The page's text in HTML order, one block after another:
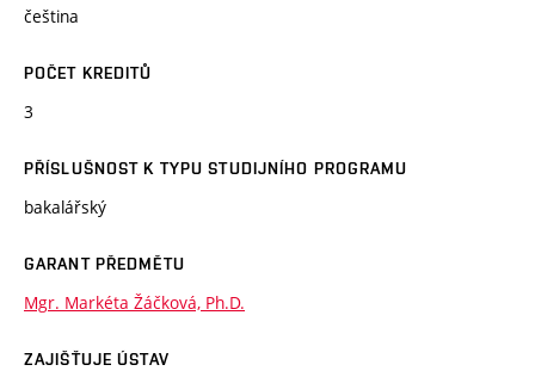
čeština
POČET KREDITŮ
3
PŘÍSLUŠNOST K TYPU STUDIJNÍHO PROGRAMU
bakalářský
GARANT PŘEDMĚTU
Mgr. Markéta Žáčková, Ph.D.
ZAJIŠŤUJE ÚSTAV